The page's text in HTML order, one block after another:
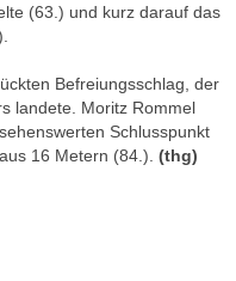
(63.) und kurz darauf das
Befreiungsschlag, der
landete. Moritz Rommel
Schlusspunkt
16 Metern (84.). (thg)